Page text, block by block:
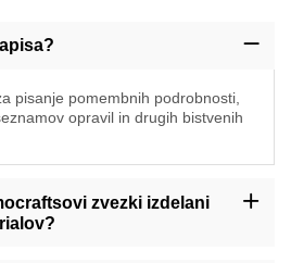
pisanje pomembnih podrobnosti,
opravil in drugih bistvenih
zvezki izdelani